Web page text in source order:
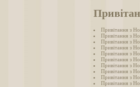
Привітання з
Привітання з
Привітання з
Привітання з
Привітання з
Привітання з
Привітання з
Привітання з
Привітання з
Привітання з